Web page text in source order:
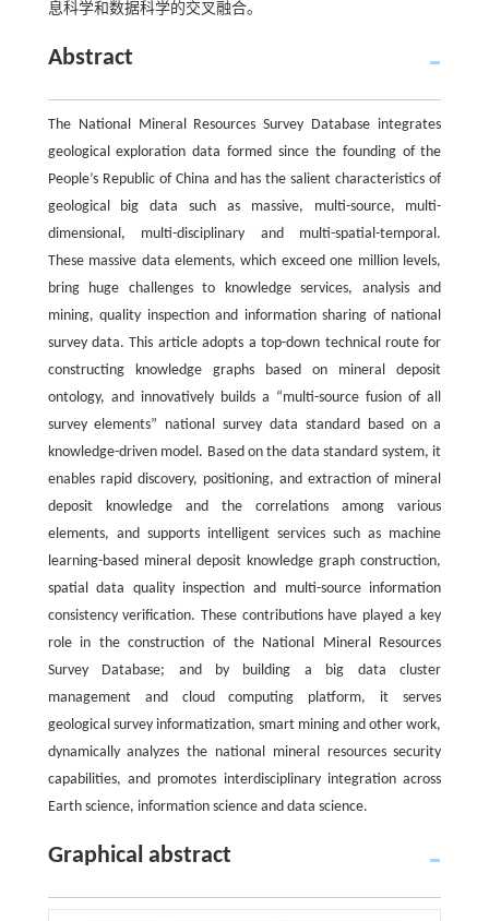
息科学和数据科学的交叉融合。
Abstract
The National Mineral Resources Survey Database integrates
geological exploration data formed since the founding of the
People’s Republic of China and has the salient characteristics of
geological big data such as massive, multi-source, multi-
dimensional, multi-disciplinary and multi-spatial-temporal.
These massive data elements, which exceed one million levels,
bring huge challenges to knowledge services, analysis and
mining, quality inspection and information sharing of national
survey data. This article adopts a top-down technical route for
constructing knowledge graphs based on mineral deposit
ontology, and innovatively builds a “multi-source fusion of all
survey elements” national survey data standard based on a
knowledge-driven model. Based on the data standard system, it
enables rapid discovery, positioning, and extraction of mineral
deposit knowledge and the correlations among various
elements, and supports intelligent services such as machine
learning-based mineral deposit knowledge graph construction,
spatial data quality inspection and multi-source information
consistency verification. These contributions have played a key
role in the construction of the National Mineral Resources
Survey Database; and by building a big data cluster
management and cloud computing platform, it serves
geological survey informatization, smart mining and other work,
dynamically analyzes the national mineral resources security
capabilities, and promotes interdisciplinary integration across
Earth science, information science and data science.
Graphical abstract